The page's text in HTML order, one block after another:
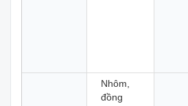
Nhôm,
đồng